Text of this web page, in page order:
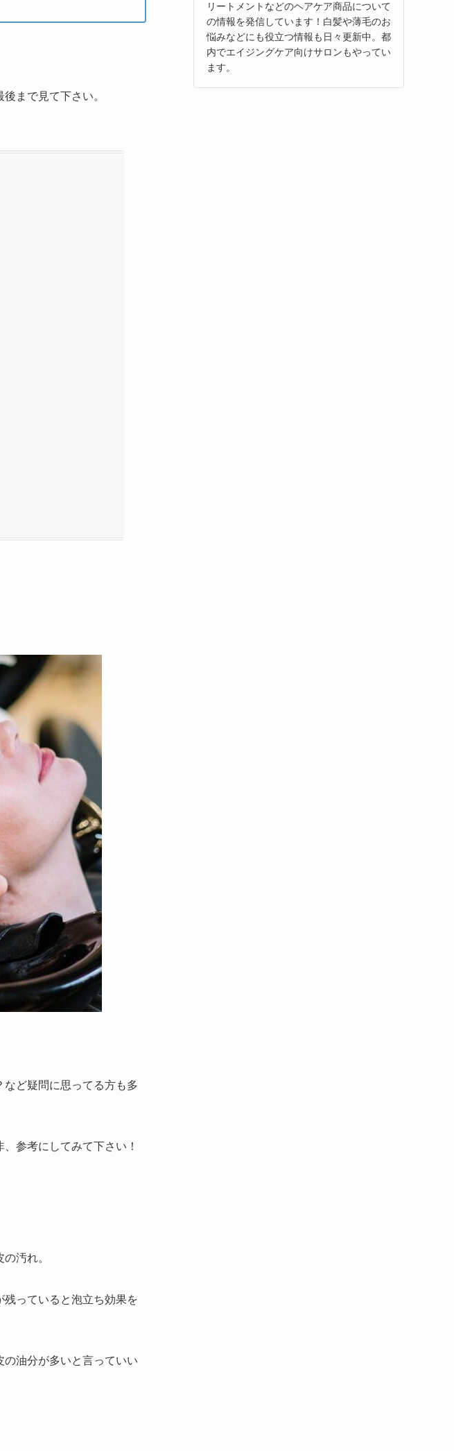
まで見て下さい。
ど疑問に思ってる方も多
参考にしてみて下さい！
汚れ。
っていると泡立ち効果を
油分が多いと言っていい
リートメントなどのヘアケア商品について
の情報を発信しています！白髪や薄毛のお
悩みなどにも役立つ情報も日々更新中。都
内でエイジングケア向けサロンもやってい
ます。